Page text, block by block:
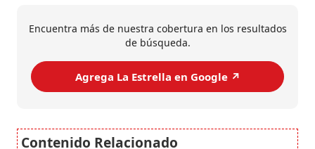
Encuentra más de nuestra cobertura en los resultados
de búsqueda.
Agrega La Estrella en Google ↗️